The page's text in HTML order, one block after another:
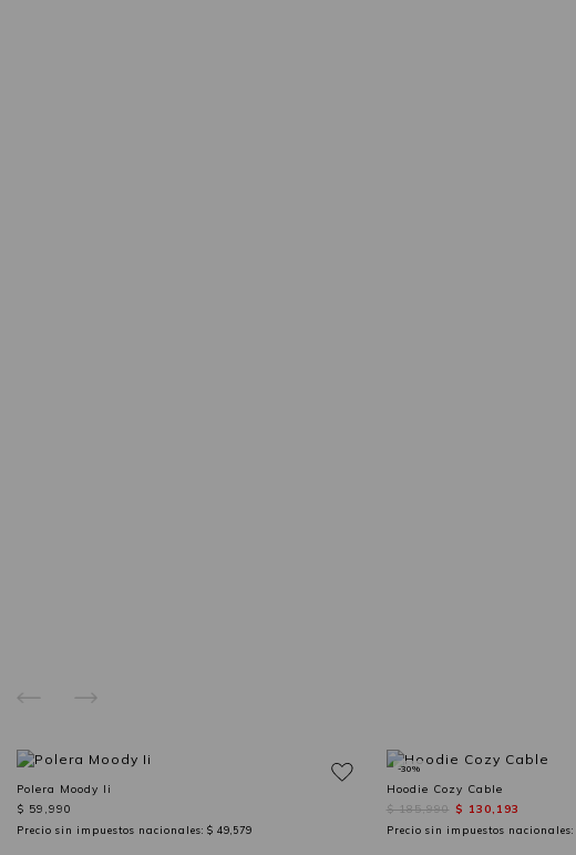
Polera Moody Ii
$ 59,990
Precio sin impuestos nacionales: $ 49,579
Hoodie Cozy Cable
$ 185,990 $ 130,193
Precio sin impuestos nacionales:
-30%